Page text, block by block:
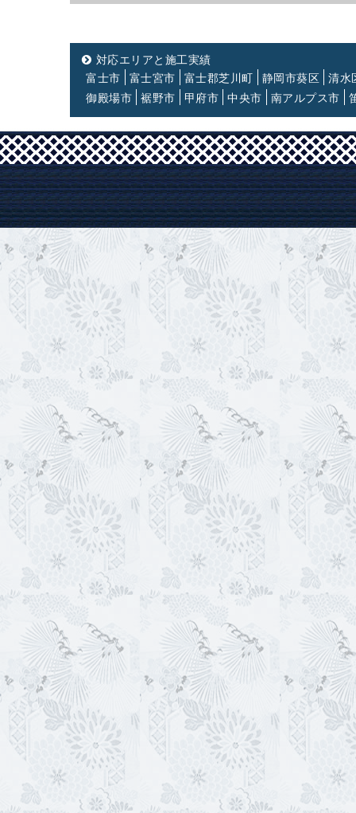
対応エリアと施工実績
富士市
富士宮市 富士郡芝川町 静岡市葵区
清水
御殿場市
裾野市 甲府市 中央市 南アルプス市